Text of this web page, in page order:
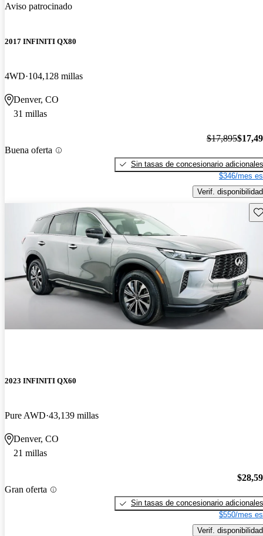
Aviso patrocinado
2017 INFINITI QX80
4WD 104,128 millas
Denver, CO
31 millas
Buena oferta
$17,895
Sin tasas de concesionario adicionales
$346/mes
Verif. disponibilidad
2023 INFINITI QX60
Pure AWD 43,139 millas
Denver, CO
21 millas
Gran oferta
Sin tasas de concesionario adicionales
$550/mes
Verif. disponibilidad